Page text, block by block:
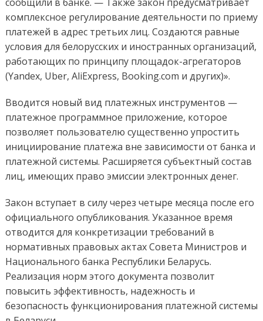
комплексное регулирование деятельности по приему
платежей в адрес третьих лиц. Создаются равные
условия для белорусских и иностранных организаций,
работающих по принципу площадок-агрегаторов
(Yandex, Uber, AliExpress, Booking.com и других)».
Вводится новый вид платежных инструментов —
платежное программное приложение, которое
позволяет пользователю существенно упростить
инициирование платежа вне зависимости от банка и
платежной системы. Расширяется субъектный состав
лиц, имеющих право эмиссии электронных денег.
Закон вступает в силу через четыре месяца после его
официального опубликования. Указанное время
отводится для конкретизации требований в
нормативных правовых актах Совета Министров и
Национального банка Республики Беларусь.
Реализация норм этого документа позволит
повысить эффективность, надежность и
безопасность функционирования платежной системы